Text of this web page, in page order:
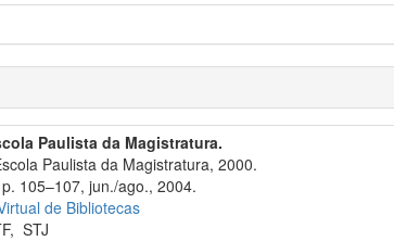
Paulista da Magistratura.
Paulista da Magistratura, 2000.
105–107, jun./ago., 2004.
de Bibliotecas
,STJ